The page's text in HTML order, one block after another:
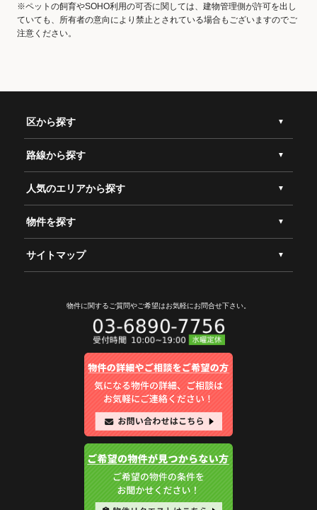
※ペットの飼育やSOHO利用の可否に関しては、建物管理側が許可を出し
ていても、所有者の意向により禁止とされている場合もございますのでご
注意ください。
区から探す
路線から探す
人気のエリアから探す
物件を探す
サイトマップ
物件に関するご質問やご希望はお気軽にお問合せ下さい。